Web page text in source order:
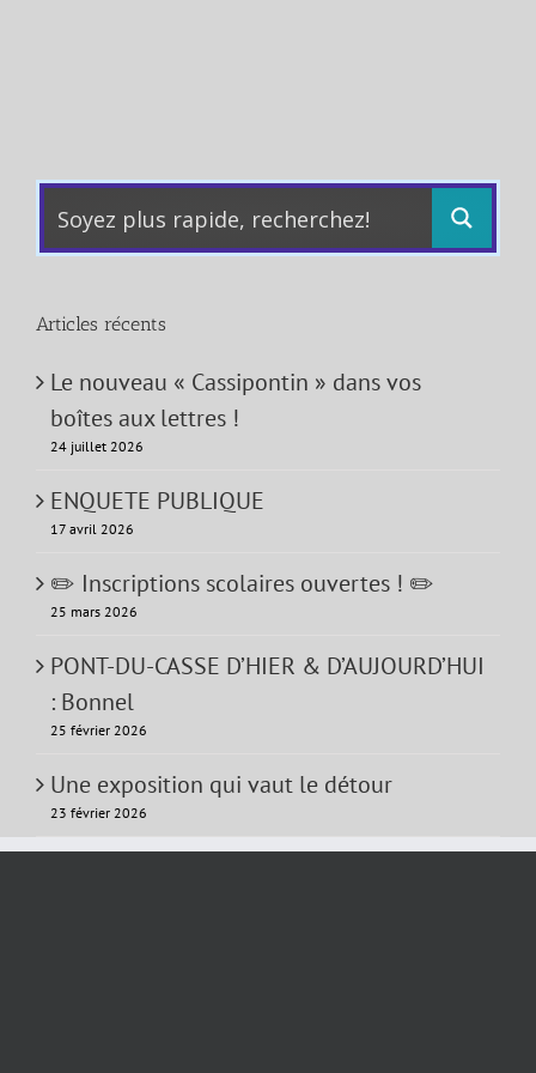
Articles récents
Le nouveau « Cassipontin » dans vos
boîtes aux lettres !
24 juillet 2026
ENQUETE PUBLIQUE
17 avril 2026
✏️ Inscriptions scolaires ouvertes ! ✏️
25 mars 2026
PONT-DU-CASSE D’HIER & D’AUJOURD’HUI
: Bonnel
25 février 2026
Une exposition qui vaut le détour
23 février 2026